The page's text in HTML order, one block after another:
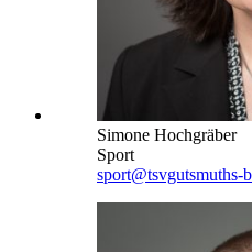
Simone Hochgräber
Sport
sport@tsvgutsmuths-